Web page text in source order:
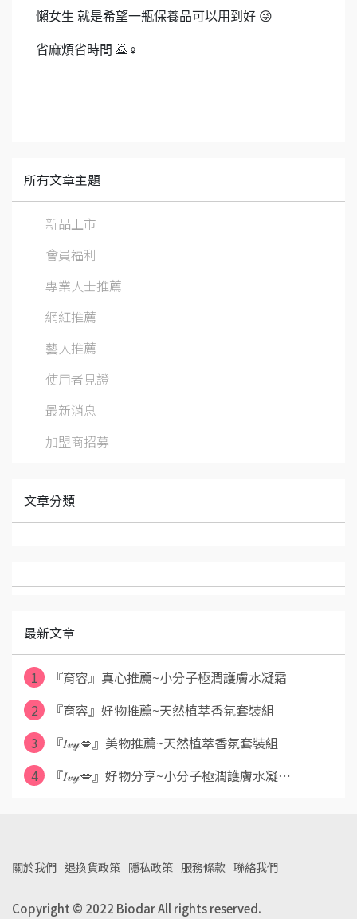
懶女生 就是希望一瓶保養品可以用到好 😜
省麻煩省時間 🙇‍ ♀
所有文章主題
新品上市
會員福利
專業人士推薦
網紅推薦
藝人推薦
使用者見證
最新消息
加盟商招募
文章分類
最新文章
1
『育容』真心推薦~小分子極潤護膚水凝霜
2
『育容』好物推薦~天然植萃香氛套裝組
3
『𝐼𝓋𝓎💋』美物推薦~天然植萃香氛套裝組
4
『𝐼𝓋𝓎💋』好物分享~小分子極潤護膚水凝⋯
關於我們 退換貨政策 隱私政策 服務條款 聯絡我們
Copyright © 2022 Biodar All rights reserved.